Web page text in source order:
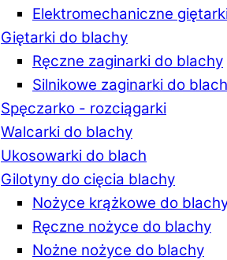
Elektromechaniczne
Giętarki do blachy
Ręczne zaginarki do blachy
Silnikowe zaginarki do
Spęczarko - rozciągarki
Walcarki do blachy
Ukosowarki do blach
Gilotyny do cięcia blachy
Nożyce krążkowe do
Ręczne nożyce do blachy
Nożne nożyce do blachy